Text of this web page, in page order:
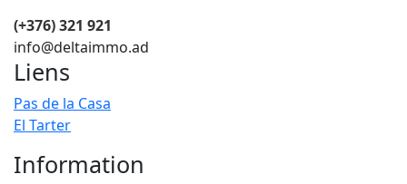
(+376) 321 921
info@deltaimmo.ad
Liens
Pas de la Casa
El Tarter
Information